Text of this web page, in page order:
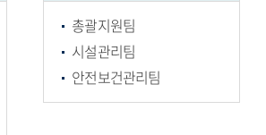
총괄지원팀
시설관리팀
안전보건관리팀